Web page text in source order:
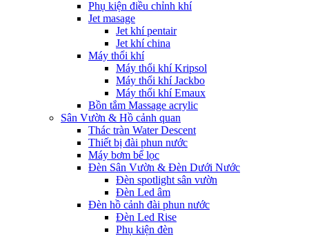
Phụ kiện điều chỉnh khí
Jet masage
Jet khí pentair
Jet khí china
Máy thổi khí
Máy thổi khí Kripsol
Máy thổi khí Jackbo
Máy thổi khí Emaux
Bồn tắm Massage acrylic
Sân Vườn & Hồ cảnh quan
Thác tràn Water Descent
Thiết bị đài phun nước
Máy bơm bể lọc
Đèn Sân Vườn & Đèn Dưới Nước
Đèn spotlight sân vườn
Đèn Led âm
Đèn hồ cảnh đài phun nước
Đèn Led Rise
Phụ kiện đèn